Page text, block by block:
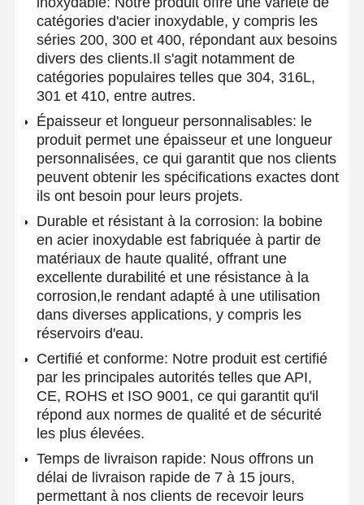
Contrôle De
La Qualité
Contact Nouvelles
Tuyaux d'acier soudés
Tuyaux d'acier sans couture
Pièces en acier inoxydable
Pièces en acier de précision
Des bobines galvanisées
Bobines laminées à chaud
Bobines laminées à froid
D'une épaisseur n'excédant pas 1 mm
Coils en acier inoxydable
Barres et bobines en aluminium
Des bandes de cuivre et des barres de cuivre
Lingots de zinc
catégories d'acier inoxydable, y compris les
séries 200, 300 et 400, répondant aux besoins
divers des clients.Il s'agit notamment de
catégories populaires telles que 304, 316L,
301 et 410, entre autres.
Épaisseur et longueur personnalisables: le
produit permet une épaisseur et une longueur
personnalisées, ce qui garantit que nos clients
peuvent obtenir les spécifications exactes dont
ils ont besoin pour leurs projets.
Durable et résistant à la corrosion: la bobine
en acier inoxydable est fabriquée à partir de
matériaux de haute qualité, offrant une
excellente durabilité et une résistance à la
corrosion,le rendant adapté à une utilisation
dans diverses applications, y compris les
réservoirs d'eau.
Certifié et conforme: Notre produit est certifié
par les principales autorités telles que API,
CE, ROHS et ISO 9001, ce qui garantit qu'il
répond aux normes de qualité et de sécurité
les plus élevées.
Temps de livraison rapide: Nous offrons un
délai de livraison rapide de 7 à 15 jours,
permettant à nos clients de recevoir leurs